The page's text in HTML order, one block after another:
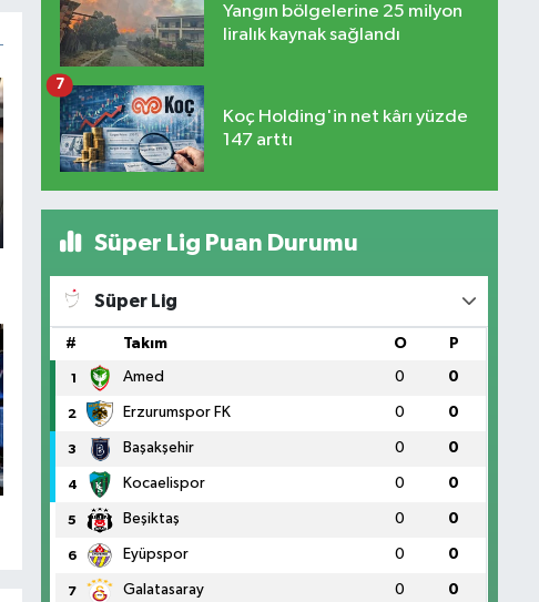
Yangın bölgelerine 25 milyon
liralık kaynak sağlandı
Koç Holding'in net kârı yüzde
147 arttı
7
Süper Lig Puan Durumu
Süper Lig
# Takım O P
1 Amed 0 0
2 Erzurumspor FK 0 0
3 Başakşehir 0 0
4 Kocaelispor 0 0
5 Beşiktaş 0 0
6 Eyüpspor 0 0
7 Galatasaray 0 0